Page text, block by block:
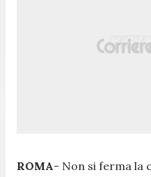
ROMA- Non si ferma la